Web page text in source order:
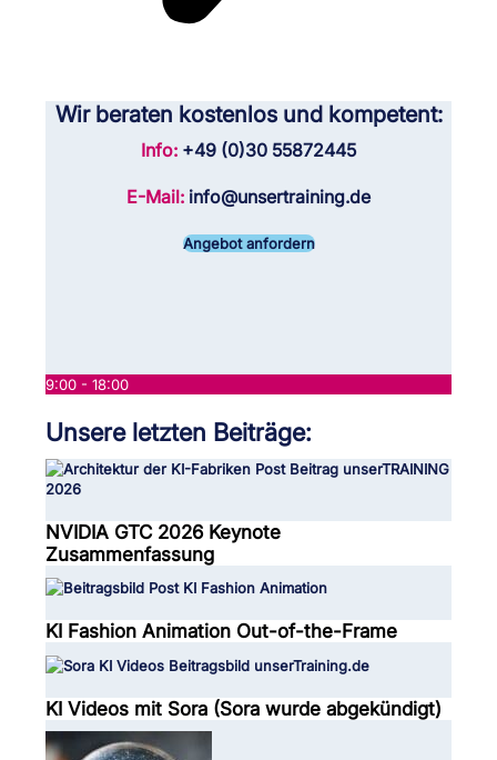
Wir beraten kostenlos und kompetent:
Info: +49 (0)30 55872445
E-Mail: info@unsertraining.de
Angebot anfordern
9:00 - 18:00
Unsere letzten Beiträge:
NVIDIA GTC 2026 Keynote
Zusammenfassung
KI Fashion Animation Out-of-the-Frame
KI Videos mit Sora (Sora wurde abgekündigt)